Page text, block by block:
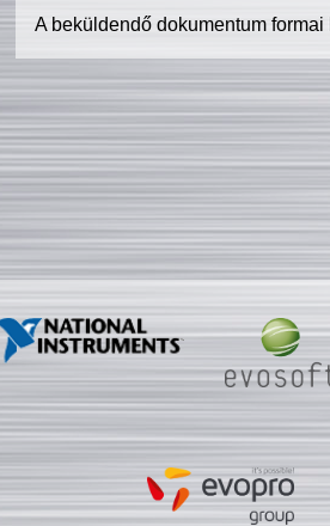
A beküldendő dokumentum